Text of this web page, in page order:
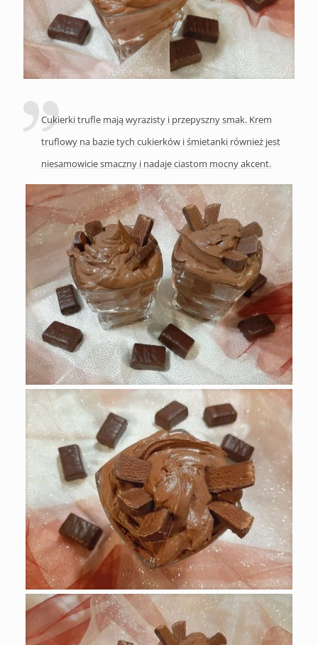
Cukierki trufle mają wyrazisty i przepyszny smak. Krem
truflowy na bazie tych cukierków i śmietanki również jest
niesamowicie smaczny i nadaje ciastom mocny akcent.